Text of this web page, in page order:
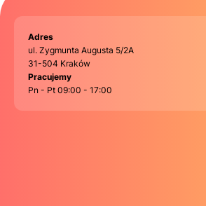
Adres
ul. Zygmunta Augusta 5/2A
31-504 Kraków
Pracujemy
Pn - Pt 09:00 - 17:00